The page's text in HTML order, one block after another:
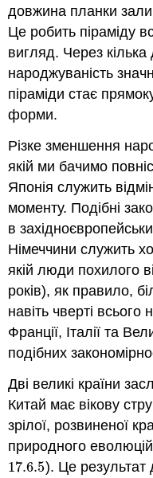
довжина планки
Це робить піраміду
вигляд. Через кілька
народжуваність
піраміди стає
форми.
Різке зменшення
якій ми бачимо
Японія служить
моменту. Подібні
в
Німеччини служить
якій люди похилого
років), як правило,
навіть чверті
Франції, Італії та
подібних
Дві великі країни
Китай має вікову
зрілої, розвиненої
природного
17.6.5
17.6.5). Це результат